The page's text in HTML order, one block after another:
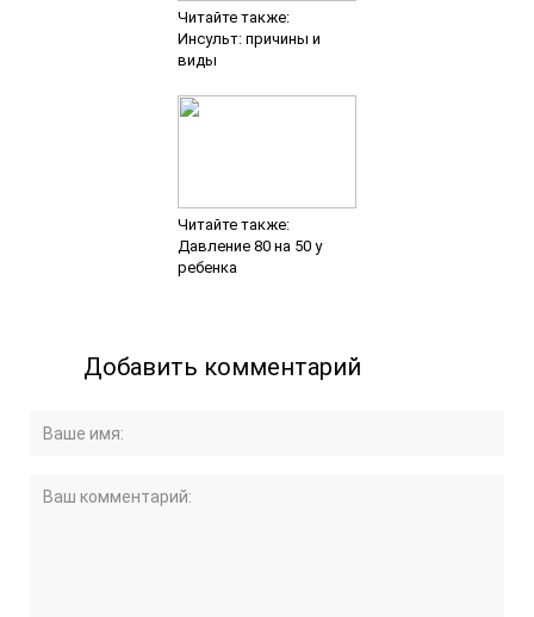
Читайте также:
Инсульт: причины и
виды
Читайте также:
Давление 80 на 50 у
ребенка
Добавить комментарий